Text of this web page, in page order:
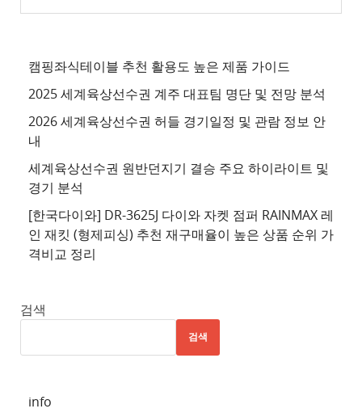
이
추
사
이
트
추
사
이
추
캠핑좌식테이블 추천 활용도 높은 제품 가이드
2025 세계육상선수권 계주 대표팀 명단 및 전망 분석
2026 세계육상선수권 허들 경기일정 및 관람 정보 안
내
세계육상선수권 원반던지기 결승 주요 하이라이트 및
경기 분석
[한국다이와] DR-3625J 다이와 자켓 점퍼 RAINMAX 레
인 재킷 (형제피싱) 추천 재구매율이 높은 상품 순위 가
격비교 정리
검색
검색
info